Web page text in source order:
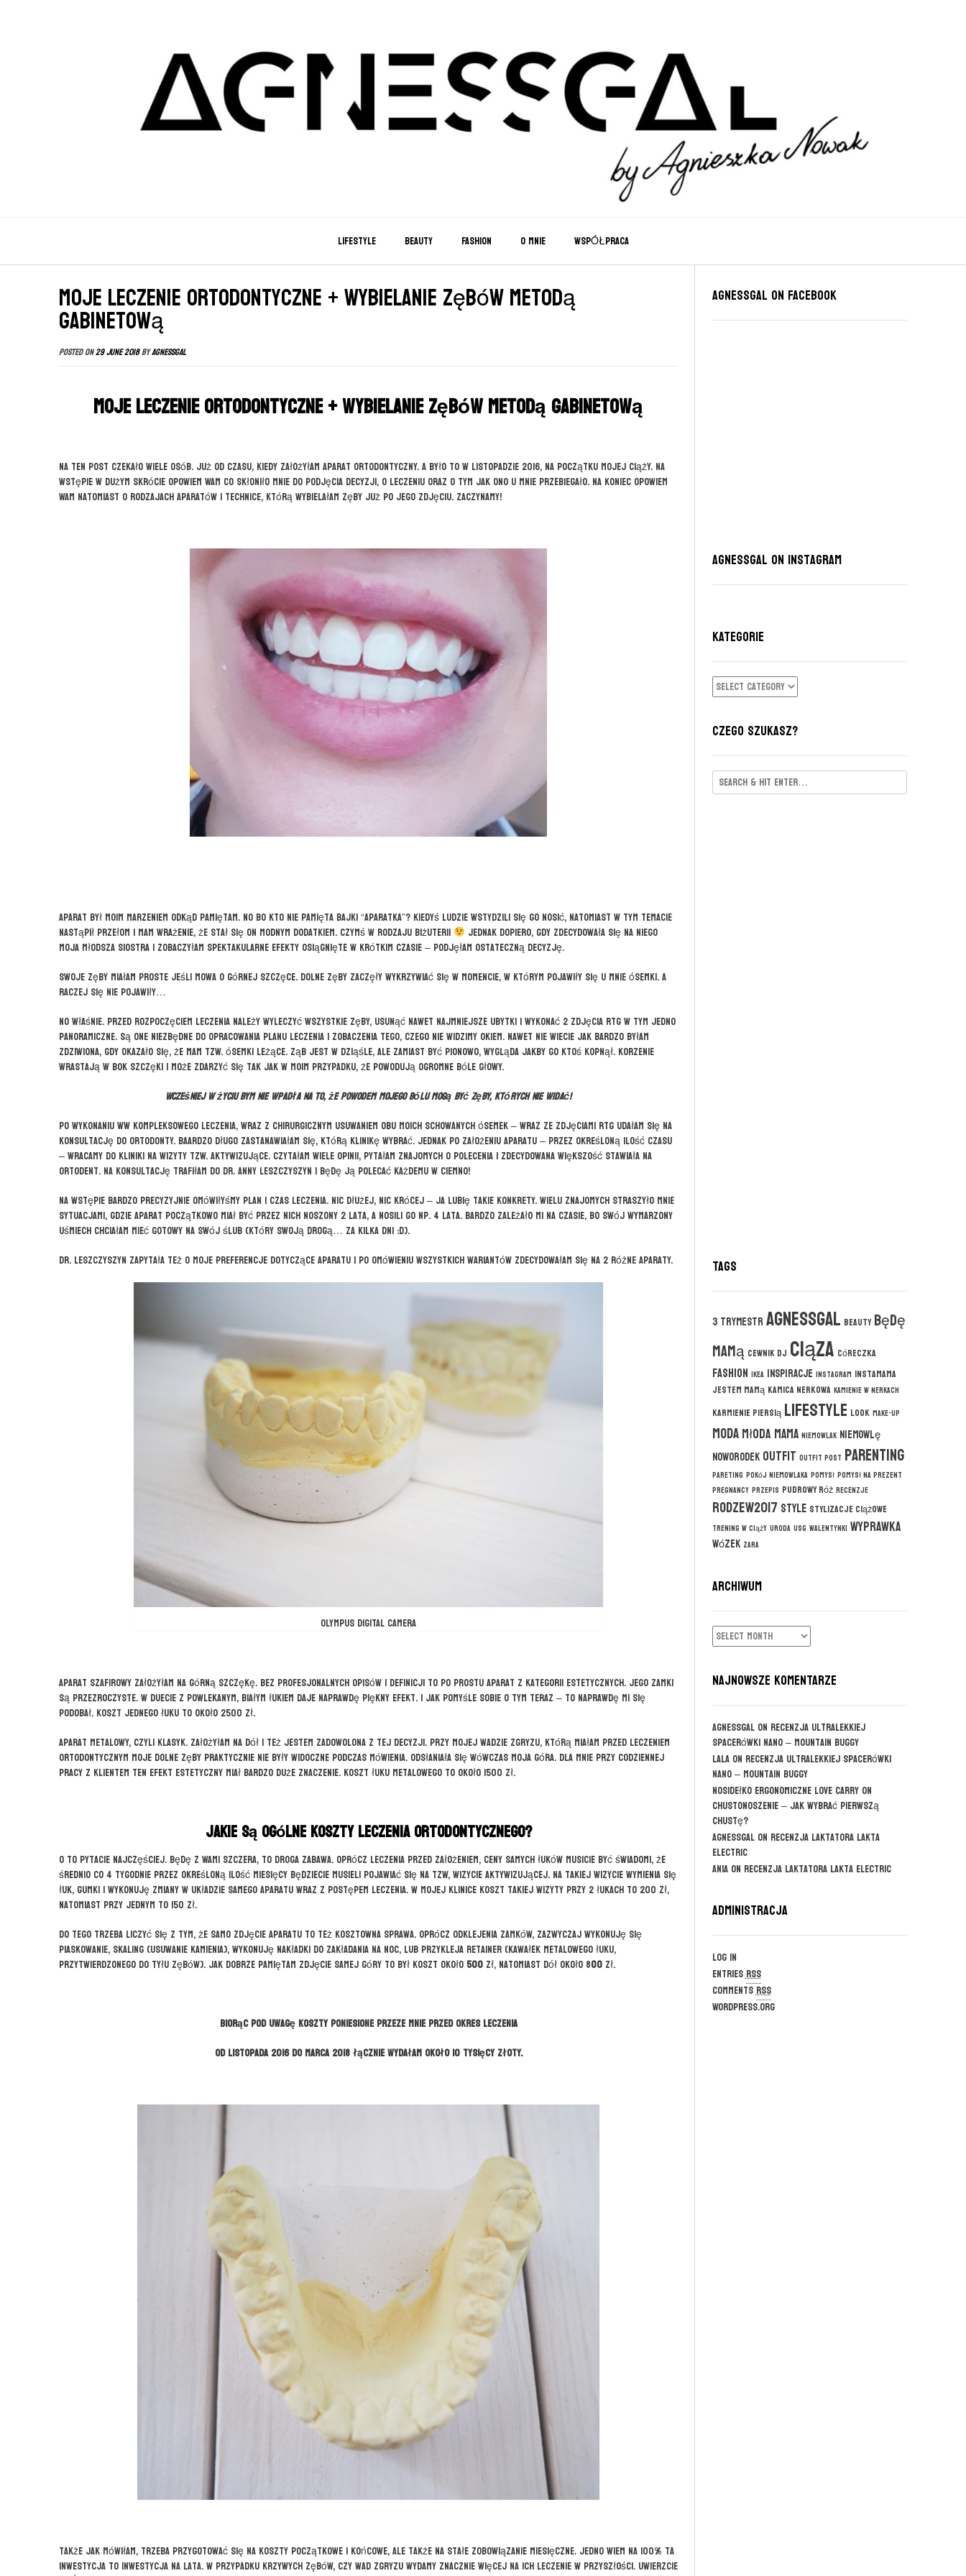
LIFESTYLE BEAUTY FASHION O MNIE WSPÓŁPRACA
Moje leczenie ortodontyczne + wybielanie zębów metodą
gabinetową
Posted on29 June 2018byagnessgal
Moje leczenie ortodontyczne + wybielanie zębów metodą gabinetową
Na ten post czekało wiele osób. Już od czasu, kiedy założyłam aparat ortodontyczny. A było to w listopadzie 2016, na początku mojej ciąży. Na
wstępie w dużym skrócie opowiem Wam co skłoniło mnie do podjęcia decyzji, o leczeniu oraz o tym jak ono u mnie przebiegało. Na koniec opowiem
Wam natomiast o rodzajach aparatów i technice, którą wybielałam zęby już po jego zdjęciu. Zaczynamy!
Aparat był moim marzeniem odkąd pamiętam. No bo kto nie pamięta bajki “Aparatka”? Kiedyś ludzie wstydzili się go nosić, natomiast w tym temacie
nastąpił przełom i mam wrażenie, że stał się on modnym dodatkiem. Czymś w rodzaju biżuterii
Jednak dopiero, gdy zdecydowała się na niego
moja młodsza siostra i zobaczyłam spektakularne efekty osiągnięte w krótkim czasie – podjęłam ostateczną decyzję.
Swoje zęby miałam proste jeśli mowa o górnej szczęce. Dolne zęby zaczęły wykrzywiać się w momencie, w którym pojawiły się u mnie ósemki. A
raczej się nie pojawiły…
No właśnie. Przed rozpoczęciem leczenia należy wyleczyć wszystkie zęby, usunąć nawet najmniejsze ubytki i wykonać 2 zdjęcia RTG w tym jedno
panoramiczne. Są one niezbędne do opracowania planu leczenia i zobaczenia tego, czego nie widzimy okiem. Nawet nie wiecie jak bardzo byłam
zdziwiona, gdy okazało się, że mam tzw. ósemki leżące. Ząb jest w dziąśle, ale zamiast być pionowo, wygląda jakby go ktoś kopnął. Korzenie
wrastają w bok szczęki i może zdarzyć się tak jak w moim przypadku, że powodują ogromne bóle głowy.
Wcześniej w życiu bym nie wpadła na to, że powodem mojego bólu mogą być zęby, których nie widać!
Po wykonaniu ww kompleksowego leczenia, wraz z chirurgicznym usuwaniem obu moich schowanych ósemek – wraz ze zdjęciami RTG udałam się na
konsultację do ortodonty. Baardzo długo zastanawiałam się, którą klinikę wybrać. Jednak po założeniu aparatu – przez określoną ilość czasu
– wracamy do kliniki na wizyty tzw. aktywizujące. Czytałam wiele opinii, pytałam znajomych o polecenia i zdecydowana większość stawiała na
Ortodent. Na konsultację trafiłam do dr. Anny Leszczyszyn i będę ją polecać każdemu w ciemno!
Na wstępie bardzo precyzyjnie omówiłyśmy plan i czas leczenia. Nic dłużej, nic krócej – ja lubię takie konkrety. Wielu znajomych straszyło mnie
sytuacjami, gdzie aparat początkowo miał być przez nich noszony 2 lata, a nosili go np. 4 lata. Bardzo zależało mi na czasie, bo swój wymarzony
uśmiech chciałam mieć gotowy na swój ślub (który swoją drogą… za kilka dni :D).
Dr. Leszczyszyn zapytała też o moje preferencje dotyczące aparatu i po omówieniu wszystkich wariantów zdecydowałam się na 2 różne aparaty.
OLYMPUS DIGITAL CAMERA
Aparat szafirowy założyłam na górną szczękę. Bez profesjonalnych opisów i definicji to po prostu aparat z kategorii estetycznych. Jego zamki
są przezroczyste. W duecie z powlekanym, białym łukiem daje naprawdę piękny efekt. I jak pomyśle sobie o tym teraz – to naprawdę mi się
podobał. Koszt jednego łuku to około 2500 zł.
Aparat metalowy, czyli klasyk. Założyłam na dół i też jestem zadowolona z tej decyzji. Przy mojej wadzie zgryzu, którą miałam przed leczeniem
ortodontycznym moje dolne zęby praktycznie nie były widoczne podczas mówienia. Odsłaniała się wówczas moja góra. Dla mnie przy codziennej
pracy z klientem ten efekt estetyczny miał bardzo duże znaczenie. Koszt łuku metalowego to około 1500 zł.
Jakie są ogólne koszty leczenia ortodontycznego?
O to pytacie najczęściej. Będę z Wami szczera, to droga zabawa. Oprócz leczenia przed założeniem, ceny samych łuków musicie być świadomi, że
średnio co 4 tygodnie przez określoną ilość miesięcy będziecie musieli pojawiać się na tzw, wizycie aktywizującej. Na takiej wizycie wymienia się
łuk, gumki i wykonuję zmiany w układzie samego aparatu wraz z postępem leczenia. W mojej klinice koszt takiej wizyty przy 2 łukach to 200 zł,
natomiast przy jednym to 150 zł.
Do tego trzeba liczyć się z tym, że samo zdjęcie aparatu to też kosztowna sprawa. Oprócz odklejenia zamków, zazwyczaj wykonuję się
piaskowanie, skaling (usuwanie kamienia), wykonuję nakładki do zakładania na noc, lub przykleja retainer (kawałek metalowego łuku,
przytwierdzonego do tyłu zębów). Jak dobrze pamiętam zdjęcie samej góry to był koszt około 500 zł, natomiast dół około 800 zł.
Biorąc pod uwagę koszty poniesione przeze mnie przed okres leczenia
od listopada 2016 do marca 2018 łącznie wydałam około 10 tysięcy złoty.
Także jak mówiłam, trzeba przygotować się na koszty początkowe i końcowe, ale także na stałe zobowiązanie miesięczne. Jedno wiem na 100% ta
inwestycja to inwestycja na lata. W przypadku krzywych zębów, czy wad zgryzu wydamy znacznie więcej na ich leczenie w przyszłości. Uwierzcie
Agnessgal on Facebook
AgnessGal on Instagram
KATEGORIE
KATEGORIE
CZEGO SZUKASZ?
Tags
3 trymestragnessgal beauty będę
mamą cewnik DJ ciąza córeczka
fashion ikea inspiracje instagram instamama
jestem mamą kamica nerkowa kamienie w nerkach
karmienie piersią lifestyle look make-up
modamłoda mama niemowlak niemowlę
noworodek outfit outfit post parenting
pareting pokój niemowlaka pomysł pomysł na prezent
pregnancy przepis pudrowy róż recenzje
rodzew2017 style stylizacje ciążowe
trening w ciąży uroda usg walentynki wyprawka
wózek zara
ARCHIWUM
ARCHIWUM
NAJNOWSZE KOMENTARZE
agnessgalon Recenzja ultralekkiej
spacerówki Nano – Mountain Buggy
Lalaon Recenzja ultralekkiej spacerówki
Nano – Mountain Buggy
Nosidełko ergonomiczne Love Carryon
CHUSTONOSZENIE – jak wybrać pierwszą
chustę?
agnessgalon Recenzja laktatora Lakta
Electric
Aniaon Recenzja laktatora Lakta Electric
Administracja
Log in
EntriesRSS
CommentsRSS
WordPress.org